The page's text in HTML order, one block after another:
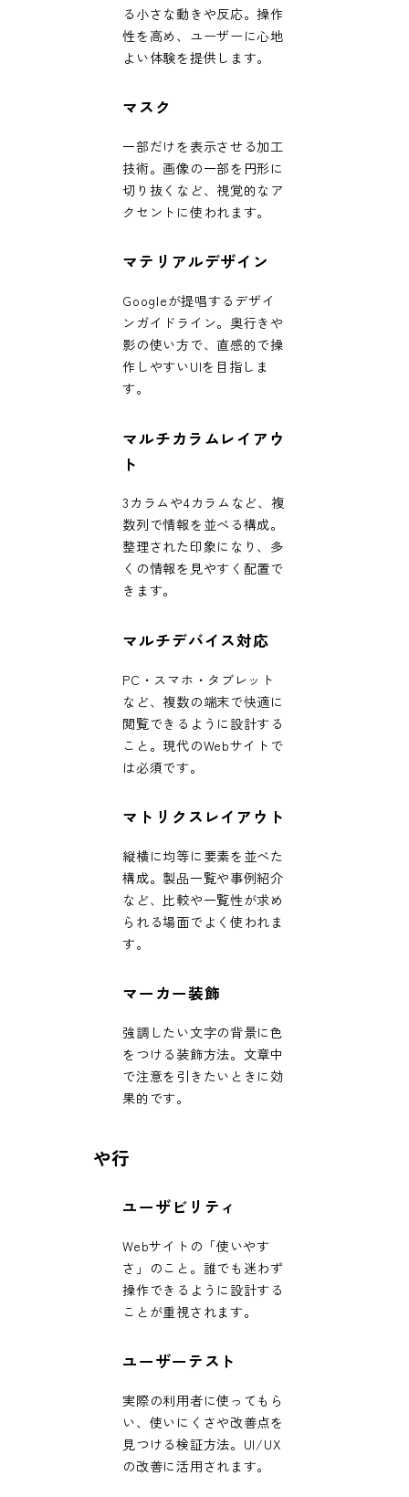
る小さな動きや反応。操作
性を高め、ユーザーに心地
よい体験を提供します。
マスク
一部だけを表示させる加工
技術。画像の一部を円形に
切り抜くなど、視覚的なア
クセントに使われます。
マテリアルデザイン
Googleが提唱するデザイ
ンガイドライン。奥行きや
影の使い方で、直感的で操
作しやすいUIを目指しま
す。
マルチカラムレイアウ
ト
3カラムや4カラムなど、複
数列で情報を並べる構成。
整理された印象になり、多
くの情報を見やすく配置で
きます。
マルチデバイス対応
PC・スマホ・タブレット
など、複数の端末で快適に
閲覧できるように設計する
こと。現代のWebサイトで
は必須です。
マトリクスレイアウト
縦横に均等に要素を並べた
構成。製品一覧や事例紹介
など、比較や一覧性が求め
られる場面でよく使われま
す。
マーカー装飾
強調したい文字の背景に色
をつける装飾方法。文章中
で注意を引きたいときに効
果的です。
や行
ユーザビリティ
Webサイトの「使いやす
さ」のこと。誰でも迷わず
操作できるように設計する
ことが重視されます。
ユーザーテスト
実際の利用者に使ってもら
い、使いにくさや改善点を
見つける検証方法。UI/UX
の改善に活用されます。